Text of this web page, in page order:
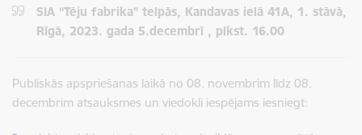
SIA “Tēju fabrika” telpās, Kandavas ielā 41A, 1. stāvā,
Rīgā, 2023. gada 5.decembrī , plkst. 16.00
Publiskās apspriešanas laikā no 08. novembrim līdz 08.
decembrim atsauksmes un viedokli iespējams iesniegt: